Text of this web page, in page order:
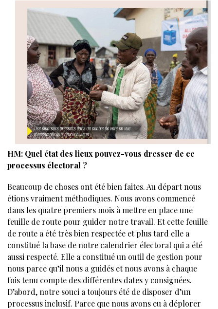
HM: Quel état des lieux pouvez-vous dresser de ce
processus électoral ?
Beaucoup de choses ont été bien faites. Au départ nous
étions vraiment méthodiques. Nous avons commencé
dans les quatre premiers mois à mettre en place une
feuille de route pour guider notre travail. Et cette feuille
de route a été très bien respectée et plus tard elle a
constitué la base de notre calendrier électoral qui a été
aussi respecté. Elle a constitué un outil de gestion pour
nous parce qu’il nous a guidés et nous avons à chaque
fois tenu compte des différentes dates y consignées.
D’abord, notre souci a toujours été de disposer d’un
processus inclusif. Parce que nous avons eu à déplorer